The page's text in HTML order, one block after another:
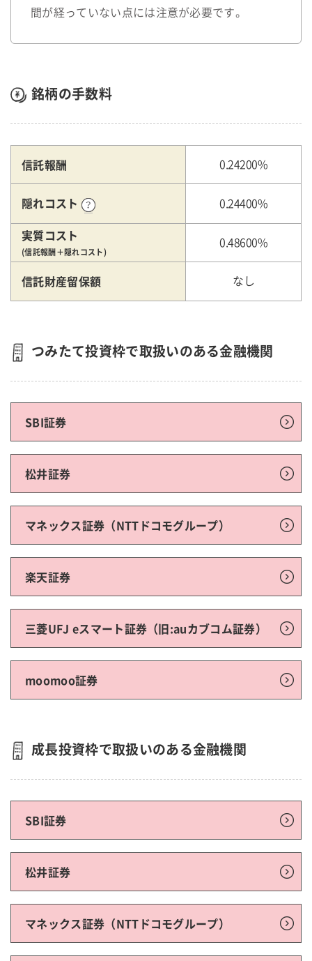
間が経っていない点には注意が必要です。
銘柄の手数料
信託報酬 0.24200%
隠れコスト 0.24400%
実質コスト
(信託報酬＋隠れコスト)
0.48600%
信託財産留保額 なし
つみたて投資枠で取扱いのある金融機関
SBI証券
松井証券
マネックス証券（NTTドコモグループ）
楽天証券
三菱UFJ eスマート証券（旧:auカブコム証券）
moomoo証券
成長投資枠で取扱いのある金融機関
SBI証券
松井証券
マネックス証券（NTTドコモグループ）